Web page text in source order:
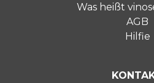
Was heißt
AGB
Hilfie